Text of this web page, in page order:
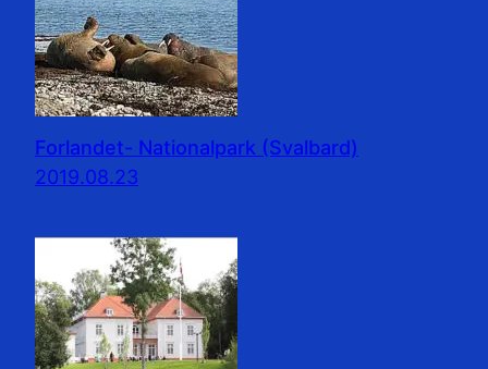
Forlandet- Nationalpark (Svalbard)
2019.08.23